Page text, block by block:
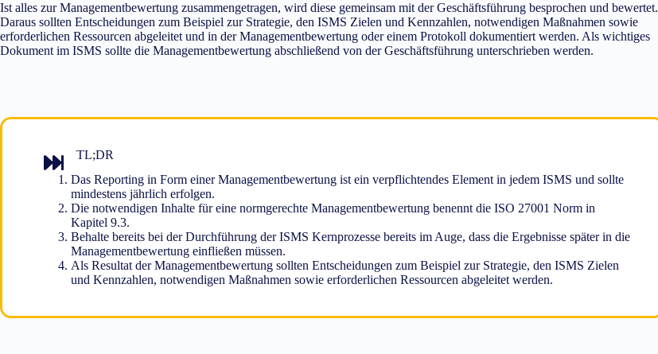
Ist alles zur Managementbewertung zusammengetragen, wird diese gemeinsam mit der Geschäftsführung besprochen und bewertet.
Daraus sollten Entscheidungen zum Beispiel zur Strategie, den ISMS Zielen und Kennzahlen, notwendigen Maßnahmen sowie
erforderlichen Ressourcen abgeleitet und in der Managementbewertung oder einem Protokoll dokumentiert werden. Als wichtiges
Dokument im ISMS sollte die Managementbewertung abschließend von der Geschäftsführung unterschrieben werden.
TL;DR
Das Reporting in Form einer Managementbewertung ist ein verpflichtendes Element in jedem ISMS und sollte
mindestens jährlich erfolgen.
Die notwendigen Inhalte für eine normgerechte Managementbewertung benennt die ISO 27001 Norm in
Kapitel 9.3.
Behalte bereits bei der Durchführung der ISMS Kernprozesse bereits im Auge, dass die Ergebnisse später in die
Managementbewertung einfließen müssen.
Als Resultat der Managementbewertung sollten Entscheidungen zum Beispiel zur Strategie, den ISMS Zielen
und Kennzahlen, notwendigen Maßnahmen sowie erforderlichen Ressourcen abgeleitet werden.